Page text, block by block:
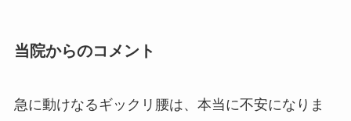
当院からのコメント
急に動けなるギックリ腰は、本当に不安になりま